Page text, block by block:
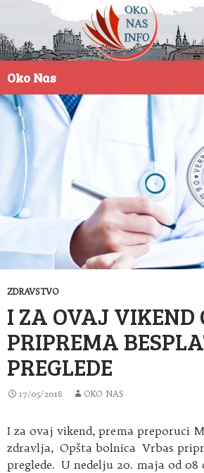
Oko Nas
NA
SADRŽAJ
ZDRAVSTVO
I ZA OVAJ VIKEND
PRIPREMA
PREGLEDE
17/05/2018 OKO NAS
I za ovaj vikend, prema preporuci
zdravlja, Opšta bolnica Vrbas
preglede. U nedelju 20. maja od 08